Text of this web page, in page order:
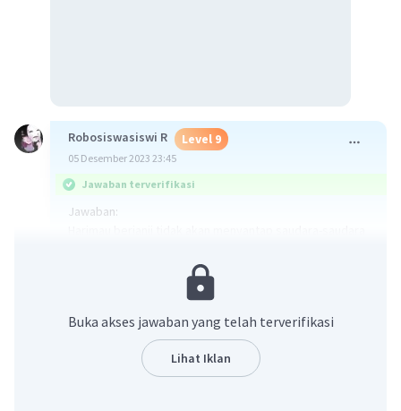
Robosiswasiswi R Level 9
05 Desember 2023 23:45
Jawaban terverifikasi
Jawaban:
Isi teks adalah pokok pikiran/gagasan pokok dalam
suatu teks atau sejenisnya
·3.0
Buka akses jawaban yang telah terverifikasi
Lihat Iklan